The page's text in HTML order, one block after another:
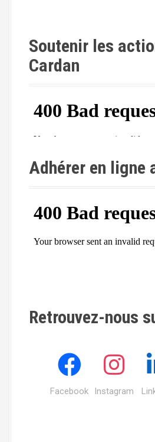
Soutenir les
Cardan
Adhérer en ligne
Retrouvez-nous
Facebook Instagram